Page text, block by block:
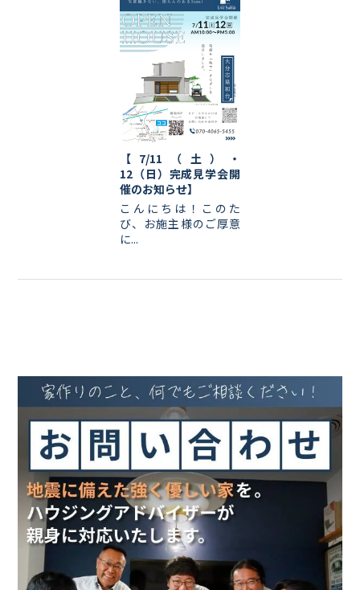
【7/11（土）・
12（日）完成見学会開
催のお知らせ】
こんにちは！このた
び、お施主様のご厚意
に...